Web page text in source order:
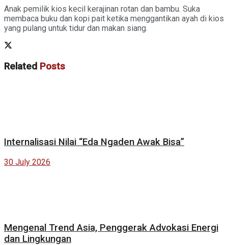
Anak pemilik kios kecil kerajinan rotan dan bambu. Suka
membaca buku dan kopi pait ketika menggantikan ayah di kios
yang pulang untuk tidur dan makan siang.
Related Posts
Internalisasi Nilai “Eda Ngaden Awak Bisa”
30 July 2026
Mengenal Trend Asia, Penggerak Advokasi Energi
dan Lingkungan